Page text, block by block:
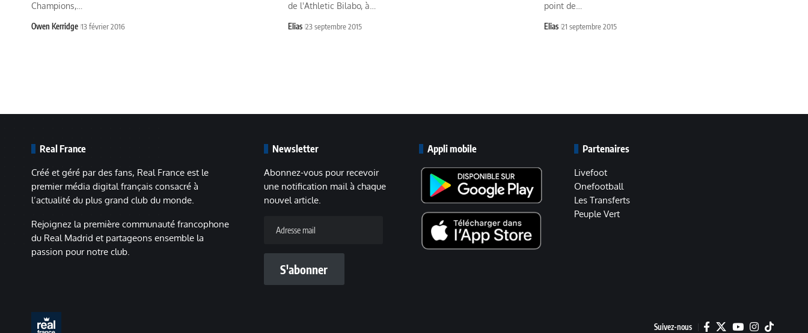
Champions,…
Owen Kerridge 13 février 2016
de l'Athletic Bilabo, à…
Elias 23 septembre 2015
point de…
Elias 21 septembre 2015
Real France
Créé et géré par des fans, Real France est le
premier média digital français consacré à
l’actualité du plus grand club du monde.
Rejoignez la première communauté francophone
du Real Madrid et partageons ensemble la
passion pour notre club.
Newsletter
Abonnez-vous pour recevoir
une notification mail à chaque
nouvel article.
mail
S'abonner
Appli mobile Partenaires
Livefoot
Onefootball
Les Transferts
Peuple Vert
Suivez-nous